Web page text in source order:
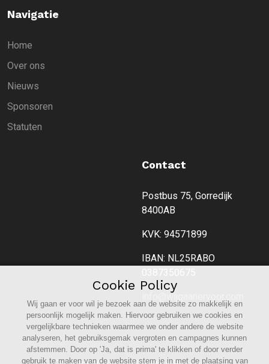
Cookie Policy
Wij gaan er voor wil je bezoek aan de website zo makkelijk en
persoonlijk mogelijk maken. Hiervoor gebruiken we cookies en
vergelijkbare technieken waarmee we onder andere de website
analyseren, het gebruiksgemak vergroten en campagnes kunnen
afstemmen. Door op 'Ja, dat is prima' te klikken of door verder
gebruik te maken van de website stem je in met de plaatsing van
Navigatie
Home
Over ons
Nieuws
Sponsoren
Statuten
Contact
Postbus 75, Gorredijk
8400AB
KVK: 94571899
IBAN: NL25RABO
info@wijgaanervoor.com